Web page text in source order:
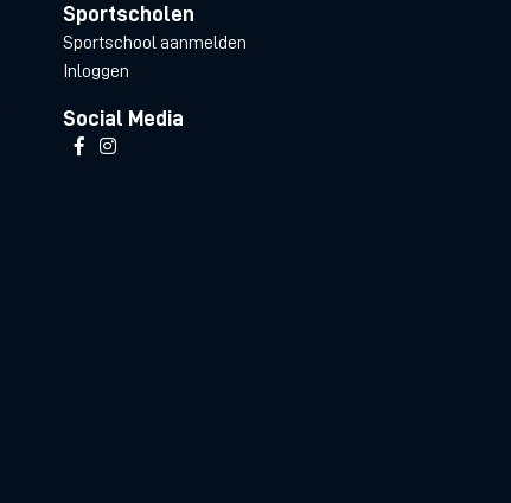
Sportscholen
Sportschool aanmelden
Inloggen
Social Media